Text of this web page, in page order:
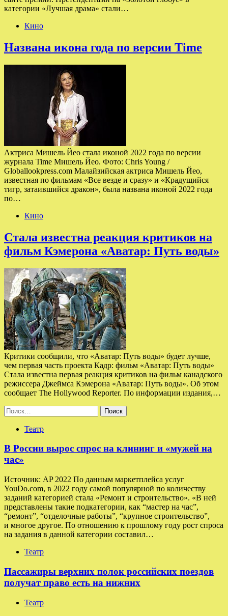
категории «Лучшая драма» стали…
Кино
Названа икона года по версии Time
Актриса Мишель Йео стала иконой 2022 года по версии
журнала Time Мишель Йео. Фото: Chris Young /
Globallookpress.com Малайзийская актриса Мишель Йео,
известная по фильмам «Все везде и сразу» и «Крадущийся
тигр, затаившийся дракон», была названа иконой 2022 года
по…
Кино
Стала известна реакция критиков на
фильм Кэмерона «Аватар: Путь воды»
Критики сообщили, что «Аватар: Путь воды» будет лучше,
чем первая часть проекта Кадр: фильм «Аватар: Путь воды»
Стала известна первая реакция критиков на фильм канадского
режиссера Джеймса Кэмерона «Аватар: Путь воды». Об этом
сообщает The Hollywood Reporter. По информации издания,…
Найти:
Театр
В России вырос спрос на клининг и «мужей на
час»
Источник: AP 2022 По данным маркетплейса услуг
YouDo.com, в 2022 году самой популярной по количеству
заданий категорией стала «Ремонт и строительство». «В ней
представлены такие подкатегории, как “мастер на час”,
“ремонт”, “отделочные работы”, “крупное строительство”,
и многое другое. По отношению к прошлому году рост спроса
на задания в данной категории составил…
Театр
Пассажиры верхних полок российских поездов
получат право есть на нижних
Театр